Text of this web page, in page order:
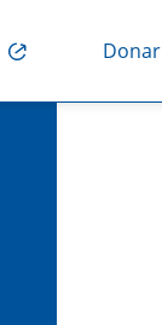
Donar